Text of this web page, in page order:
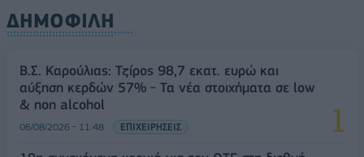
ΔΗΜΟΦΙΛΗ
Β.Σ. Καρούλιας: Τζίρος 98,7 εκατ. ευρώ και
αύξηση κερδών 57% - Τα νέα στοιχήματα σε low
& non alcohol
06/08/2026 - 11:48 ΕΠΙΧΕΙΡΗΣΕΙΣ